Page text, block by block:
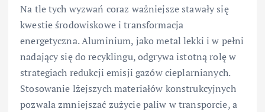
Na tle tych wyzwań coraz ważniejsze stawały się
kwestie środowiskowe i transformacja
energetyczna. Aluminium, jako metal lekki i w pełni
nadający się do recyklingu, odgrywa istotną rolę w
strategiach redukcji emisji gazów cieplarnianych.
Stosowanie lżejszych materiałów konstrukcyjnych
pozwala zmniejszać zużycie paliw w transporcie, a